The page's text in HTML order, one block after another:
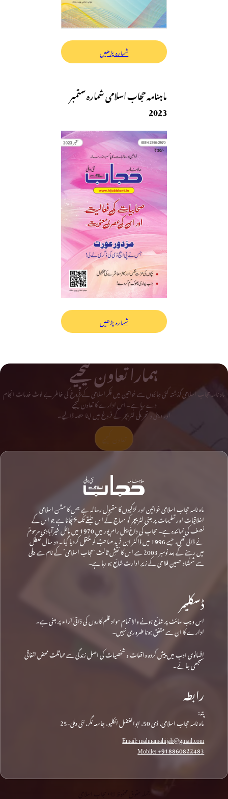
شمارہ پڑھیں
ماہنامہ حجاب اسلامی شمارہ ستمبر
2023
شمارہ پڑھیں
ہمارا تعاون کیجیے
ماہ نامہ حجاب اسلامی گذشتہ کئی دہائیوں سے خواتین میں فکر اسلامی کے فروغ کی خاطر بے لوث خدمات انجام
دے رہا ہے۔ اس ادارے کا تعاون کیجیے
اور دینی و تحریکی لٹریچر کے فروغ میں اپنا حصہ ڈالیے۔
ماہ نامہ حجاب اسلامی خواتین اور لڑکیوں کا مقبول رسالہ ہے جس کا مشن اسلامی
اخلاقیات اور تعلیمات پر مبنی لٹریچر کو سماج کے اس طبقے تک پہنچانا ہے جو اس کے
نصف کی نمائندہ ہے۔ حجاب کی داغ بیل رام پور میں 1970 میں مائل خیرآبادی مرحومؒ
نے ڈالی تھی، جسے 1996 میں ڈاکٹر ابن فرید صاحبؒ کو منتقل کردیا گیا۔ دو سال تعطل
میں رہنے کے بعد نومبر 2003 سے اس کا نقشِ ثالث ‘حجاب اسلامی’ کے نام سے دہلی
سے شمشاد حسین فلاحی کے زیرِ ادارت شائع ہو رہا ہے۔
ڈسکلیمر
اس ویب سائٹ پر شائع ہونے والا تمام مواد قلم کاروں کی ذاتی آراء پر مبنی ہے۔
ادارے کا ان سے متفق ہونا ضروری نہیں۔
افسانوی ادب میں پیش کردہ واقعات و شخصیات کی اصل زندگی سے مماثلت محض اتفاقی
سمجھی جائے۔
رابطہ
پتہ:
ماہ نامہ حجاب اسلامی، ڈی 50، ابوالفضل انکلیو، جامعہ نگر، نئی دہلی-25
Email: mahnamahijab@gmail.com
Mobile: +918860822483